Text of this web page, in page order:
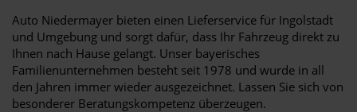
Auto Niedermayer bieten einen Lieferservice für Ingolstadt
und Umgebung und sorgt dafür, dass Ihr Fahrzeug direkt zu
Ihnen nach Hause gelangt. Unser bayerisches
Familienunternehmen besteht seit 1978 und wurde in all
den Jahren immer wieder ausgezeichnet. Lassen Sie sich von
besonderer Beratungskompetenz überzeugen.